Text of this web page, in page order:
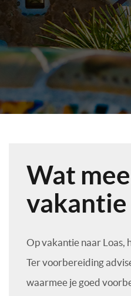
Wat
vakantie
Op vakantie naar Loas,
Ter voorbereiding
waarmee je goed